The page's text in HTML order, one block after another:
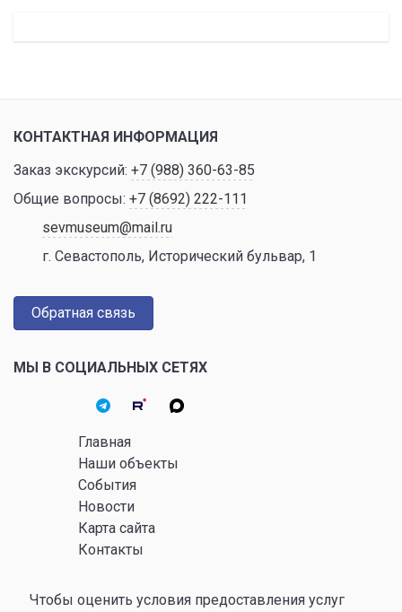
КОНТАКТНАЯ ИНФОРМАЦИЯ
Заказ экскурсий: +7 (988) 360-63-85
Общие вопросы: +7 (8692) 222-111
sevmuseum@mail.ru
г. Севастополь, Исторический бульвар, 1
Обратная связь
МЫ В СОЦИАЛЬНЫХ СЕТЯХ
Главная
Наши объекты
События
Новости
Карта сайта
Контакты
Чтобы оценить условия предоставления услуг